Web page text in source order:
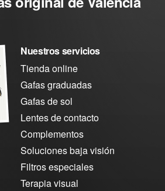
Nuestros servicios
Tienda online
Gafas graduadas
Gafas de sol
Lentes de contacto
Complementos
Soluciones baja visión
Filtros especiales
Terapia visual